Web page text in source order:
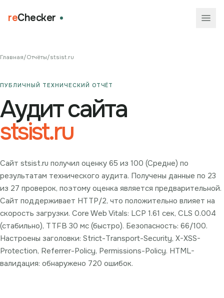
reChecker
Главная/Отчёты/stsist.ru
ПУБЛИЧНЫЙ ТЕХНИЧЕСКИЙ ОТЧЁТ
Аудит сайта
stsist.ru
Сайт stsist.ru получил оценку 65 из 100 (Средне) по
результатам технического аудита. Получены данные по 23
из 27 проверок, поэтому оценка является предварительной.
Сайт поддерживает HTTP/2, что положительно влияет на
скорость загрузки. Core Web Vitals: LCP 1.61 сек, CLS 0.004
(стабильно), TTFB 30 мс (быстро). Безопасность: 66/100.
Настроены заголовки: Strict-Transport-Security, X-XSS-
Protection, Referrer-Policy, Permissions-Policy. HTML-
валидация: обнаружено 720 ошибок.